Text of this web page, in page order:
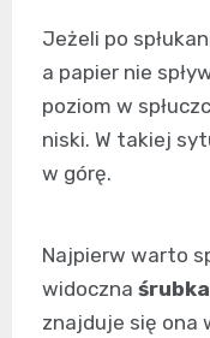
Jeżeli po
a papier nie
poziom w
niski. W takiej
w górę.
Najpierw warto
widoczna
znajduje się ona